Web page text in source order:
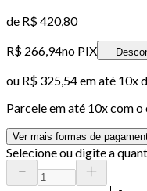
de R$ 420,80
R$ 266,94no PIX
ou R$ 325,54em até 10x
Parcele em até 10x com o
Ver mais formas de
Selecione ou digite a